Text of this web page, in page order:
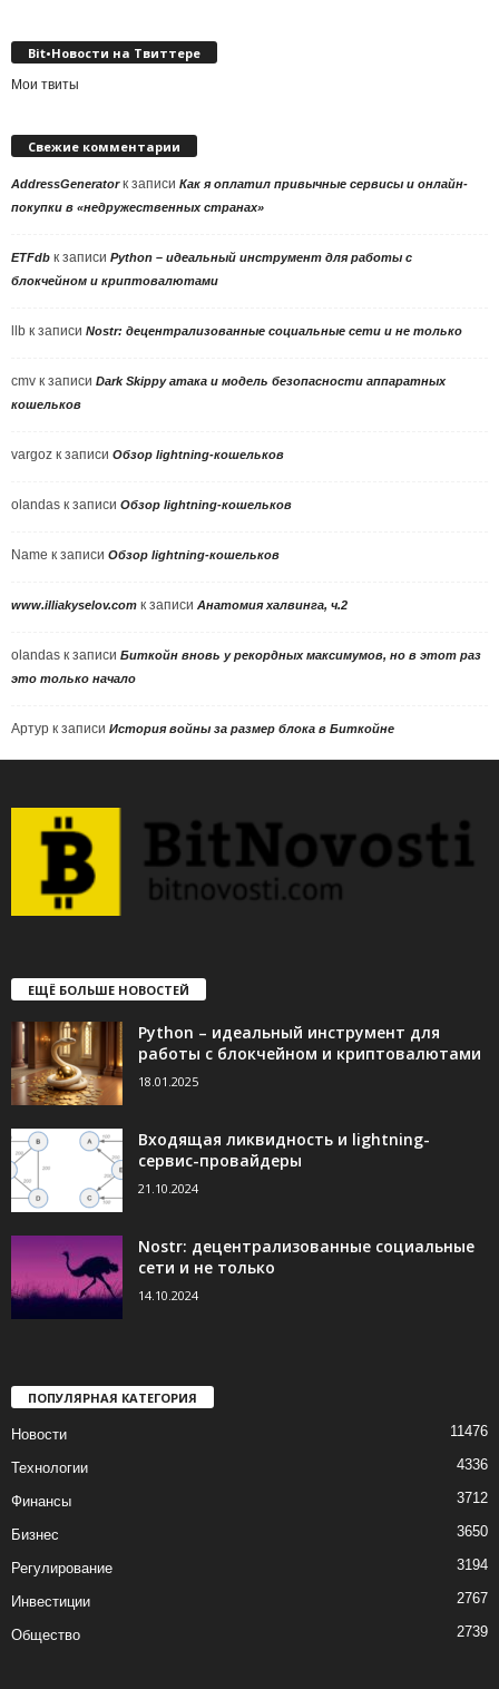
Bit•Новости на Твиттере
Мои твиты
Свежие комментарии
AddressGeneratorк записи Как я оплатил привычные сервисы и онлайн-
покупки в «недружественных странах»
ETFdb к записи Python – идеальный инструмент для работы с
блокчейном и криптовалютами
llb к записи Nostr: децентрализованные социальные сети и не только
cmv к записи Dark Skippy атака и модель безопасности аппаратных
кошельков
vargoz к записи Обзор lightning-кошельков
olandas к записи Обзор lightning-кошельков
Name к записи Обзор lightning-кошельков
www.illiakyselov.com к записи Анатомия халвинга, ч.2
olandas к записи Биткойн вновь у рекордных максимумов, но в этот раз
это только начало
Артур к записи История войны за размер блока в Биткойне
ЕЩЁ БОЛЬШЕ НОВОСТЕЙ
Python – идеальный инструмент для
работы с блокчейном и криптовалютами
18.01.2025
Входящая ликвидность и lightning-
сервис-провайдеры
21.10.2024
Nostr: децентрализованные социальные
сети и не только
14.10.2024
ПОПУЛЯРНАЯ КАТЕГОРИЯ
Новости 11476
Технологии 4336
Финансы 3712
Бизнес 3650
Регулирование 3194
Инвестиции 2767
Общество 2739